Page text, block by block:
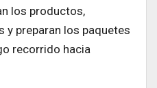
los productos,
preparan los paquetes
recorrido hacia